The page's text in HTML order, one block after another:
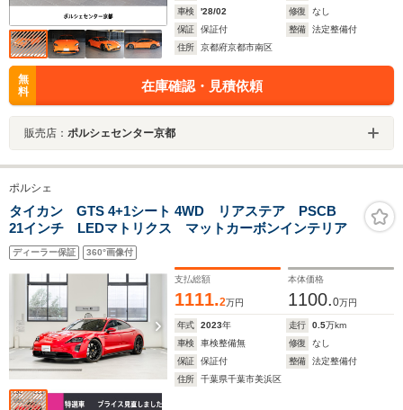
車検
'28/02 修復
なし
保証
保証付 整備
法定整備付
住所
京都府京都市南区
無
料
在庫確認・見積依頼
販売店： ポルシェセンター京都
ポルシェ
タイカン GTS 4+1シート 4WD リアステア PSCB
21インチ LEDマトリクス マットカーボンインテリア
ディーラー保証 360°画像付
支払総額
1111.2万円
本体価格
1100.0万円
年式 2023年 走行 0.5万km
車検
車検整備無 修復
なし
保証
保証付 整備
法定整備付
住所
千葉県千葉市美浜区